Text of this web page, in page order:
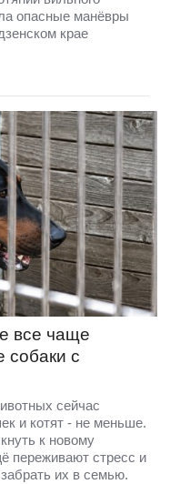
опасные манёвры
крае
всe чаще
собаки с
сейчас
и котят - не меньше.
к новому
переживают стресс и
их в семью.